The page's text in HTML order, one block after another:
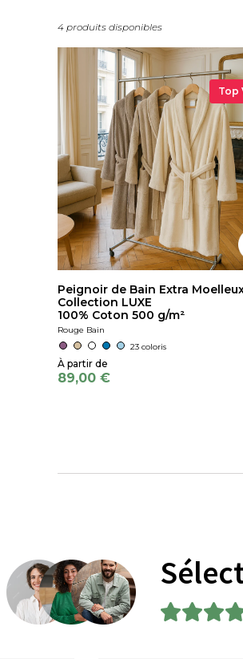
4 produits disponibles
Top
Peignoir de Bain Extra
Collection LUXE
100% Coton 500 g/m²
Rouge Bain
23 coloris
89,00 €